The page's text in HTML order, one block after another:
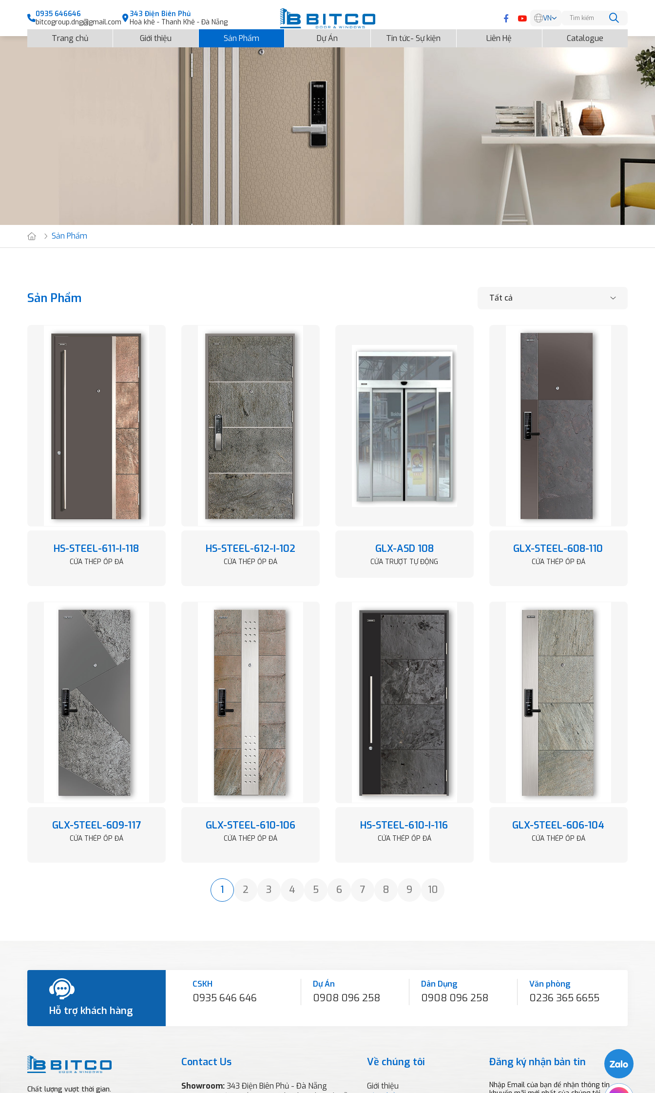
0935 646646
bitcogroup.dng@gmail.com
343 Điện Biên Phủ
Hoà khê - Thanh Khê - Đà Nẵng
VN
Trang chủ Giới thiệu Sản Phẩm Dự Án Tin tức- Sự kiện Liên Hệ Catalogue
Sản Phẩm
Sản Phẩm
HS-STEEL-611-I-118
CỬA THÉP ỐP ĐÁ
HS-STEEL-612-I-102
CỬA THÉP ỐP ĐÁ
GLX-ASD 108
CỬA TRƯỢT TỰ ĐỘNG
GLX-STEEL-608-110
CỬA THÉP ỐP ĐÁ
GLX-STEEL-609-117
CỬA THÉP ỐP ĐÁ
GLX-STEEL-610-106
CỬA THÉP ỐP ĐÁ
HS-STEEL-610-I-116
CỬA THÉP ỐP ĐÁ
GLX-STEEL-606-104
CỬA THÉP ỐP ĐÁ
1 2 3 4 5 6 7 8 9 10
Hỗ trợ khách hàng
CSKH
0935 646 646
Dự Án
0908 096 258
Dân Dụng
0908 096 258
Văn phòng
0236 365 6655
Chất lượng vượt thời gian.
Contact Us
Showroom:343 Điện Biên Phủ - Đà Nẵng
Về chúng tôi
Giới thiệu
Đăng ký nhận bản tin
Nhập Email của bạn để nhận thông tin